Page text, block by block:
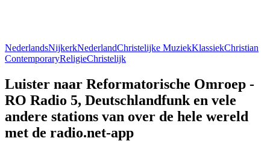
NederlandsNijkerkNederlandChristelijke MuziekKlassiekChristian
ContemporaryReligieChristelijk
Luister naar Reformatorische Omroep -
RO Radio 5, Deutschlandfunk en vele
andere stations van over de hele wereld
met de radio.net-app